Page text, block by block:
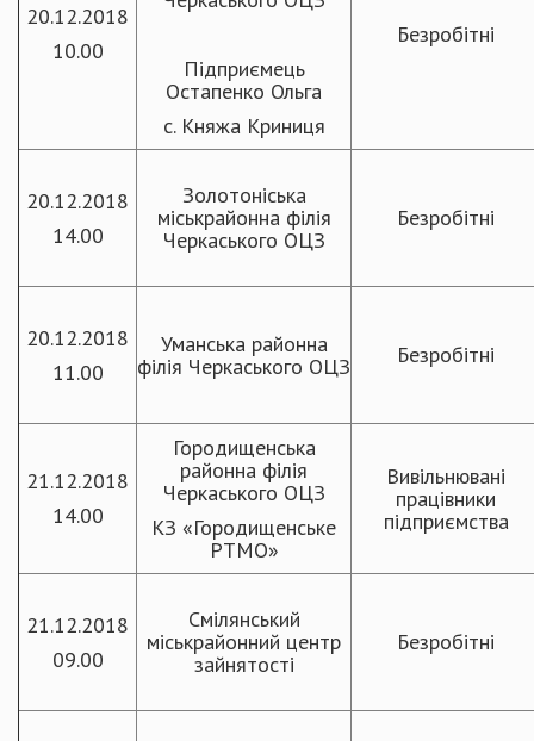
20.12.2018
10.00
Підприємець
Остапенко Ольга
с. Княжа Криниця
Безробітні
20.12.2018
14.00
Золотоніська
міськрайонна філія
Черкаського ОЦЗ
Безробітні
20.12.2018
11.00
Уманська районна
філія Черкаського ОЦЗ
Безробітні
21.12.2018
14.00
Городищенська
районна філія
Черкаського ОЦЗ
КЗ «Городищенське
РТМО»
Вивільнювані
працівники
підприємства
21.12.2018
09.00
Смілянський
міськрайонний центр
зайнятості
Безробітні